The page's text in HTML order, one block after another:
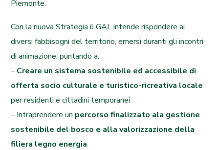
Piemonte.
Con la nuova Strategia il GAL intende rispondere ai
diversi fabbisogni del territorio, emersi duranti gli incontri
di animazione, puntando a:
– Creare un sistema sostenibile ed accessibile di
offerta socio culturale e turistico-ricreativa locale
per residenti e cittadini temporanei
– Intraprendere un percorso finalizzato ala gestione
sostenibile del bosco e alla valorizzazione della
filiera legno energia